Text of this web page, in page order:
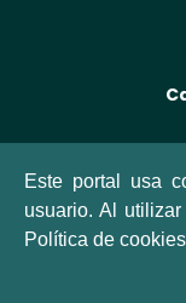
Este portal usa
usuario. Al
Política de